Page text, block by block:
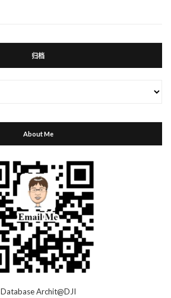
归档
About Me
Database Archit@DJI